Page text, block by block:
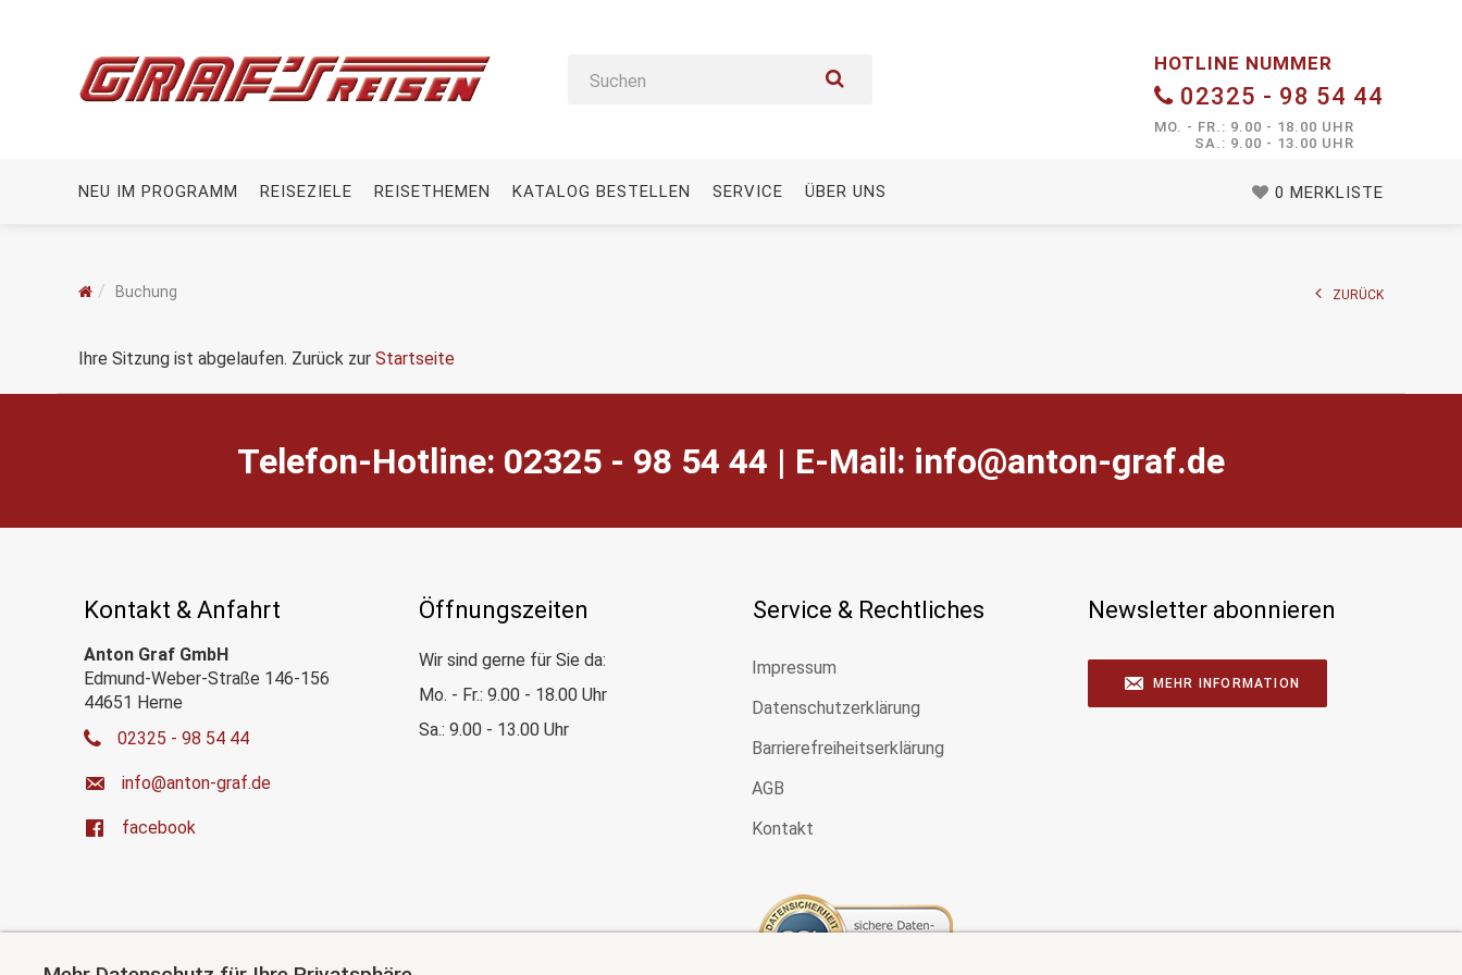
0 MERKLISTE
HOTLINE NUMMER
02325 - 98 54 44
MO. - FR.: 9.00 - 18.00 UHR
SA.: 9.00 - 13.00 UHR
NEU IM PROGRAMM REISEZIELE REISETHEMEN KATALOG BESTELLEN SERVICE ÜBER UNS
Buchung ZURÜCK
Ihre Sitzung ist abgelaufen. Zurück zur Startseite
Telefon-Hotline: 02325 - 98 54 44 | E-Mail: ed.farg-notna@ofni
Kontakt & Anfahrt
Anton Graf GmbH
Edmund-Weber-Straße 146-156
44651 Herne
02325 - 98 54 44
ed.farg-notna@ofni
facebook
Öffnungszeiten
Wir sind gerne für Sie da:
Mo. - Fr.: 9.00 - 18.00 Uhr
Sa.: 9.00 - 13.00 Uhr
Service & Rechtliches
Impressum
Datenschutzerklärung
Barrierefreiheitserklärung
AGB
Kontakt
Newsletter abonnieren
MEHR INFORMATION